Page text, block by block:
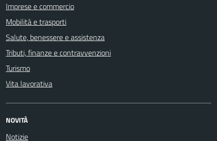
Imprese e commercio
Mobilità e trasporti
Salute, benessere e assistenza
Tributi, finanze e contravvenzioni
Turismo
Vita lavorativa
NOVITÀ
Notizie